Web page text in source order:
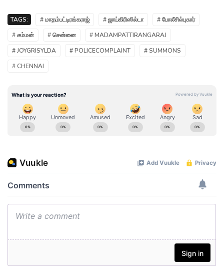
TAGS: # மாதம்பட்டிரங்கராஜ் # ஜாய்கிரிஸில்டா
# போலீசில்புகார்
# சம்மன்
# சென்னை
# MADAMPATTIRANGARAJ
# JOYGRISYLDA
# POLICECOMPLAINT
# SUMMONS
# CHENNAI